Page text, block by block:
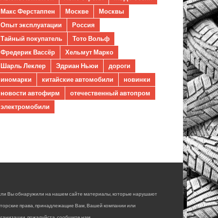
Макс Ферстаппен
Москве
Москвы
Опыт эксплуатации
Россия
Тайный покупатель
Тото Вольф
Фредерик Вассёр
Хельмут Марко
Шарль Леклер
Эдриан Ньюи
дороги
иномарки
китайские автомобили
новинки
новости автофирм
отечественный автопром
электромобили
Вы обнаружили на нашем сайте материалы, которые нарушают
права, принадлежащие Вам, Вашей компании или